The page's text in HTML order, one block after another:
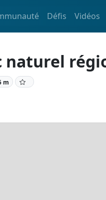
Défis Vidéos
naturel
m